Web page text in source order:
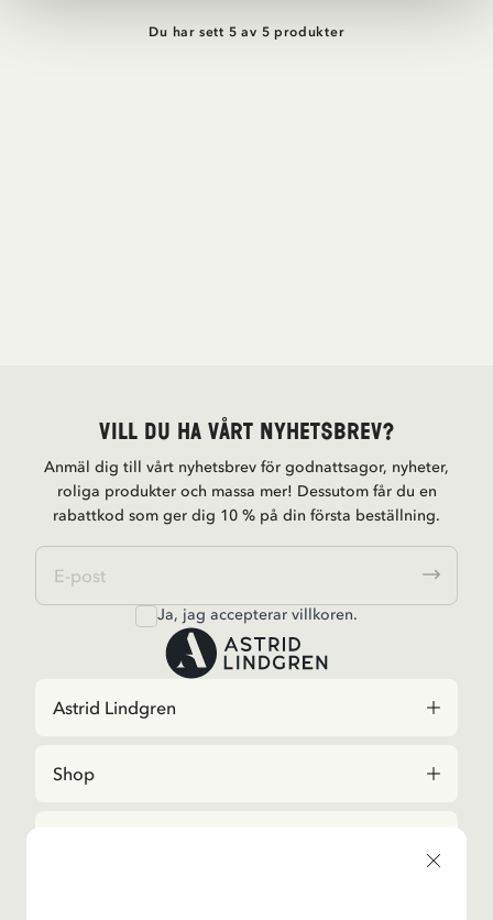
Du har sett 5 av 5 produkter
Vill du ha vårt nyhetsbrev?
Anmäl dig till vårt nyhetsbrev för godnattsagor, nyheter,
roliga produkter och massa mer! Dessutom får du en
rabattkod som ger dig 10 % på din första beställning.
Ja, jag accepterar villkoren.
Astrid Lindgren
Shop